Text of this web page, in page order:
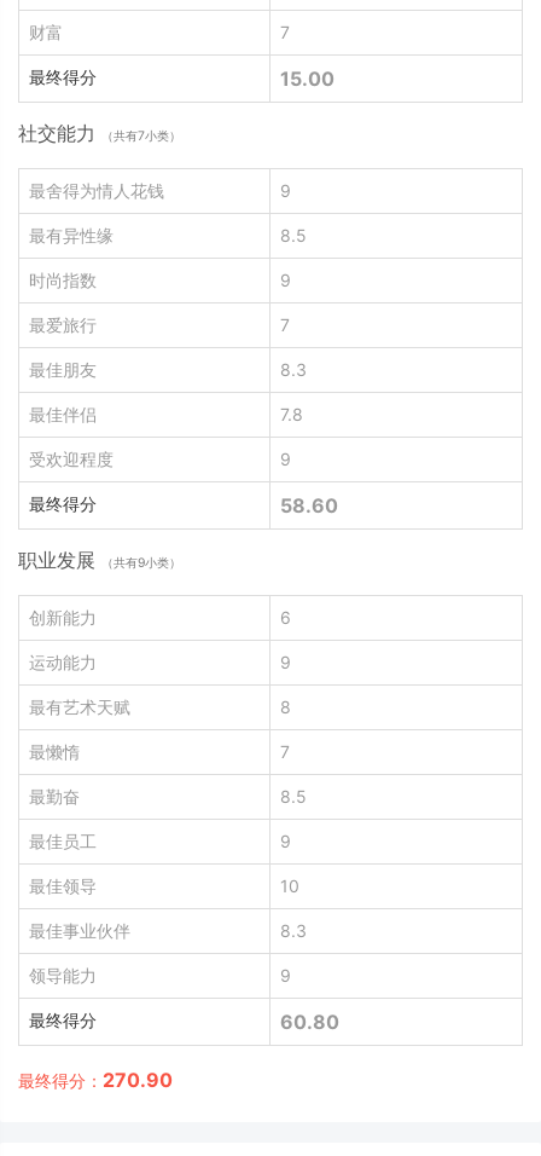
财富 7
最终得分 15.00
社交能力 （共有7小类）
最舍得为情人花钱 9
最有异性缘 8.5
时尚指数 9
最爱旅行 7
最佳朋友 8.3
最佳伴侣 7.8
受欢迎程度 9
最终得分 58.60
职业发展 （共有9小类）
创新能力 6
运动能力 9
最有艺术天赋 8
最懒惰 7
最勤奋 8.5
最佳员工 9
最佳领导 10
最佳事业伙伴 8.3
领导能力 9
最终得分 60.80
最终得分： 270.90